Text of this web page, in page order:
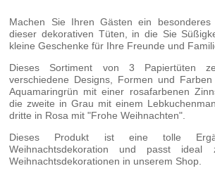
Machen Sie Ihren Gästen ein
dieser dekorativen Tüten, in die Sie
kleine Geschenke für Ihre Freunde und
Dieses Sortiment von 3 Papiertüten
verschiedene Designs, Formen und
Aquamaringrün mit einer rosafarbenen
die zweite in Grau mit einem
dritte in Rosa mit "Frohe Weihnachten".
Dieses Produkt ist eine tolle
Weihnachtsdekoration und passt ideal
Weihnachtsdekorationen in unserem Shop.